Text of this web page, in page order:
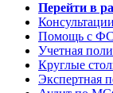
Перейти в
Помощь с
Учетная
Круглые
Экспертная